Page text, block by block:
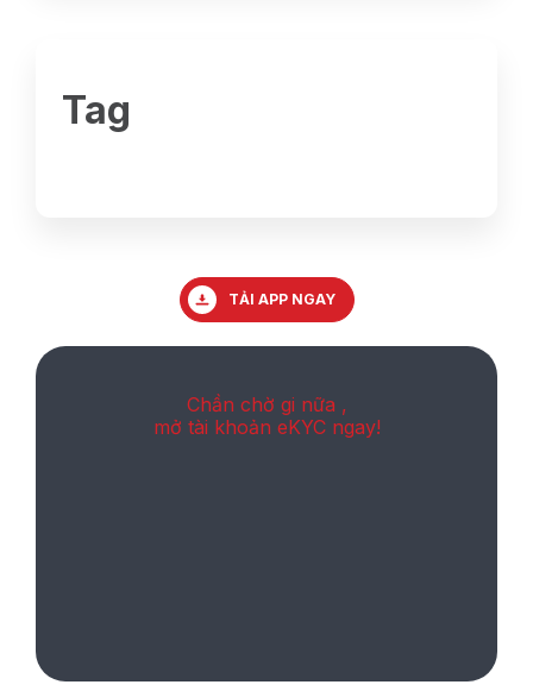
Tag
TẢI APP NGAY
Chần chờ gi nữa ,
mở tài khoản eKYC ngay!